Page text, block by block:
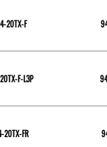
20TX-F
F-L3P
20TX-FR